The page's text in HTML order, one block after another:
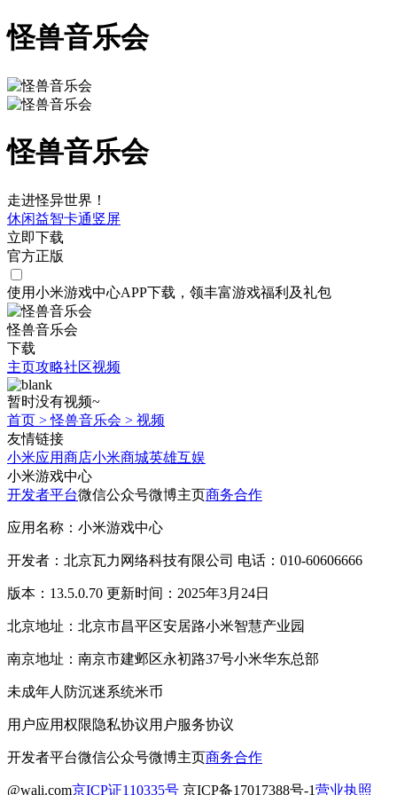
怪兽音乐会
怪兽音乐会
走进怪异世界！
休闲益智卡通竖屏
立即下载
官方正版
使用小米游戏中心APP下载 ，领丰富游戏福利 及礼包
怪兽音乐会
下载
主页攻略社区视频
暂时没有视频~
首页 >怪兽音乐会 > 视频
友情链接
小米应用商店小米商城英雄互娱
小米游戏中心
开发者平台微信公众号微博主页商务合作
应用名称：小米游戏中心
开发者：北京瓦力网络科技有限公司 电话：010-60606666
版本：13.5.0.70 更新时间：2025年3月24日
北京地址：北京市昌平区安居路小米智慧产业园
南京地址：南京市建邺区永初路37号小米华东总部
未成年人防沉迷系统米币
用户应用权限隐私协议用户服务协议
开发者平台微信公众号微博主页商务合作
@wali.com京ICP证110335号 京ICP备17017388号-1营业执照